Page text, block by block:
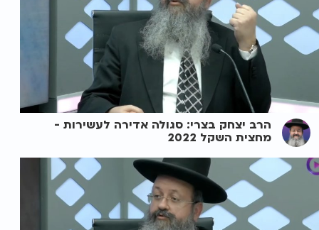
הרב יצחק בצרי: סגולה אדירה לעשירות -
מחצית השקל 2022